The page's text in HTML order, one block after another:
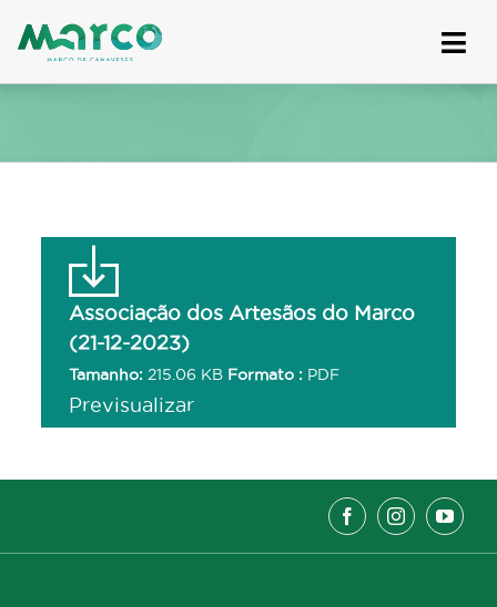
to
Associação dos Artesãos do Marco
(21-12-2023)
Tamanho: 215.06 KB Formato : PDF
Previsualizar